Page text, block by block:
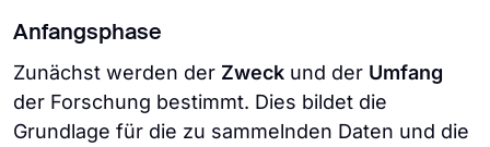
Anfangsphase
Zunächst werden der Zweck und der Umfang
der Forschung bestimmt. Dies bildet die
Grundlage für die zu sammelnden Daten und die